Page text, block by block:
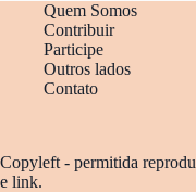
Quem Somos
Contribuir
Participe
Outros lados
Contato
Copyleft - permitida
e link.